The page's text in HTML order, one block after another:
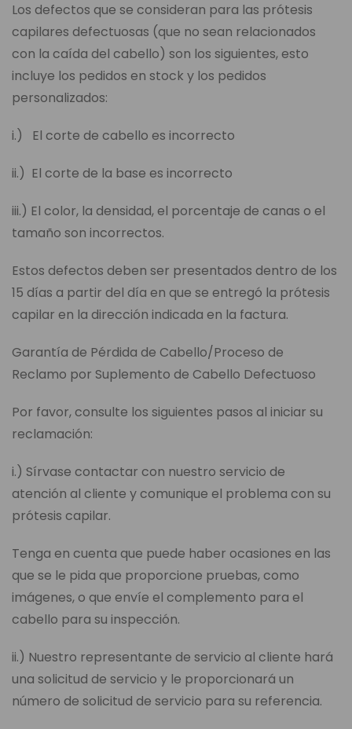
Los defectos que se consideran para las prótesis
capilares defectuosas (que no sean relacionados
con la caída del cabello) son los siguientes, esto
incluye los pedidos en stock y los pedidos
personalizados:
i.) El corte de cabello es incorrecto
ii.) El corte de la base es incorrecto
iii.) El color, la densidad, el porcentaje de canas o el
tamaño son incorrectos.
Estos defectos deben ser presentados dentro de los
15 días a partir del día en que se entregó la prótesis
capilar en la dirección indicada en la factura.
Garantía de Pérdida de Cabello/Proceso de
Reclamo por Suplemento de Cabello Defectuoso
Por favor, consulte los siguientes pasos al iniciar su
reclamación:
i.) Sírvase contactar con nuestro servicio de
atención al cliente y comunique el problema con su
prótesis capilar.
Tenga en cuenta que puede haber ocasiones en las
que se le pida que proporcione pruebas, como
imágenes, o que envíe el complemento para el
cabello para su inspección.
ii.) Nuestro representante de servicio al cliente hará
una solicitud de servicio y le proporcionará un
número de solicitud de servicio para su referencia.